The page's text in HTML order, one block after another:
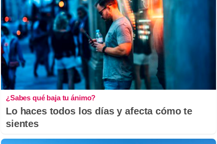
¿Sabes qué baja tu ánimo?
Lo haces todos los días y afecta cómo te
sientes